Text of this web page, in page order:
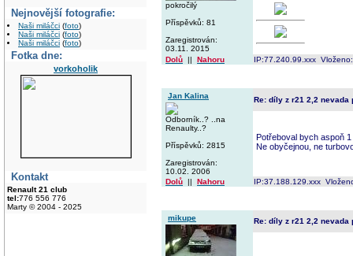
Nejnovější fotografie:
Naši miláčci (foto)
Naši miláčci (foto)
Naši miláčci (foto)
Fotka dne:
vorkoholik
Kontakt
Renault 21 club
tel:776 556 776
Marty © 2004 - 2025
pokročilý
Příspěvků: 81
Zaregistrován:
03.11. 2015
Dolů || Nahoru IP:77.240.99.xxx
Jan Kalina
Odborník..? ..na
Renaulty..?
Příspěvků: 2815
Zaregistrován:
10.02. 2006
Re: díly z r21 2,2 nevada
Potřeboval bych aspoň
Ne obyčejnou, ne
Dolů || Nahoru IP:37.188.129.xxx
mikupe Re: díly z r21 2,2 nevada